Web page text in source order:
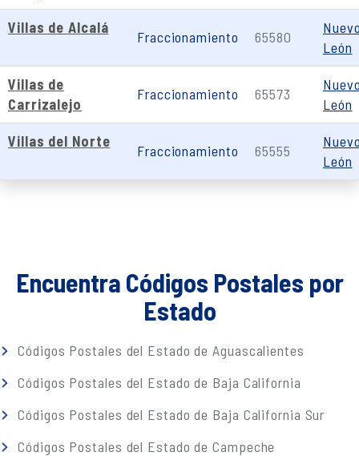
Villas de Alcalá
Fraccionamiento 65580
León
Villas de
Carrizalejo
Fraccionamiento 65573
León
Villas del Norte
Fraccionamiento 65555
León
Encuentra Códigos Postales por
Estado
Códigos Postales del Estado de Aguascalientes
Códigos Postales del Estado de Baja California
Códigos Postales del Estado de Baja California Sur
Códigos Postales del Estado de Campeche